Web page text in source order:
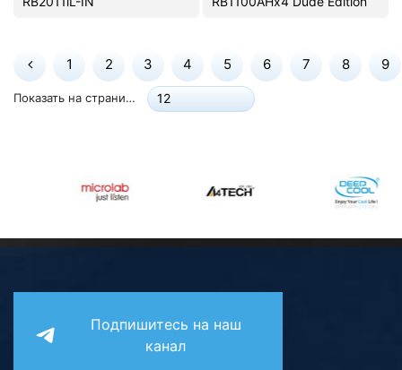
1 2 3 4 5 6 7 8 9
Показать на странице: 12
Подпишитесь на наш
канал